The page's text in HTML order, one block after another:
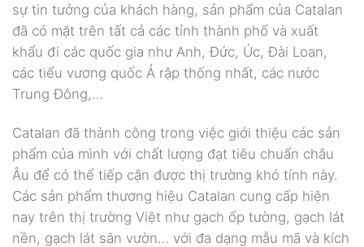
sự tin tưởng của khách hàng, sản phẩm của Catalan
đã có mặt trên tất cả các tỉnh thành phố và xuất
khẩu đi các quốc gia như Anh, Đức, Úc, Đài Loan,
các tiểu vương quốc Ả rập thống nhất, các nước
Trung Đông,…
Catalan đã thành công trong việc giới thiệu các sản
phẩm của mình với chất lượng đạt tiêu chuẩn châu
Âu để có thể tiếp cận được thị trường khó tính này.
Các sản phẩm thương hiệu Catalan cung cấp hiện
nay trên thị trường Việt như gạch ốp tường, gạch lát
nền, gạch lát sân vườn… với đa dạng mẫu mã và kích